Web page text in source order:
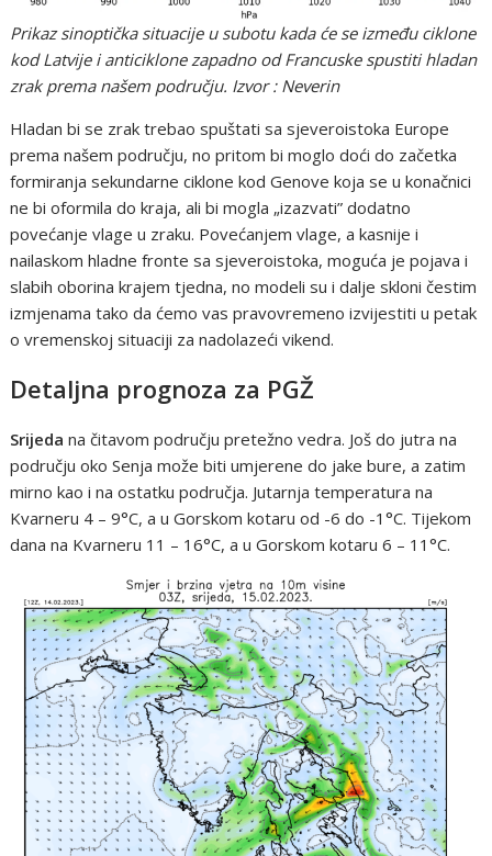
Prikaz sinoptička situacije u subotu kada će se između ciklone
kod Latvije i anticiklone zapadno od Francuske spustiti hladan
zrak prema našem području. Izvor : Neverin
Hladan bi se zrak trebao spuštati sa sjeveroistoka Europe
prema našem području, no pritom bi moglo doći do začetka
formiranja sekundarne ciklone kod Genove koja se u konačnici
ne bi oformila do kraja, ali bi mogla „izazvati” dodatno
povećanje vlage u zraku. Povećanjem vlage, a kasnije i
nailaskom hladne fronte sa sjeveroistoka, moguća je pojava i
slabih oborina krajem tjedna, no modeli su i dalje skloni čestim
izmjenama tako da ćemo vas pravovremeno izvijestiti u petak
o vremenskoj situaciji za nadolazeći vikend.
Detaljna prognoza za PGŽ
Srijeda na čitavom području pretežno vedra. Još do jutra na
području oko Senja može biti umjerene do jake bure, a zatim
mirno kao i na ostatku područja. Jutarnja temperatura na
Kvarneru 4 – 9°C, a u Gorskom kotaru od -6 do -1°C. Tijekom
dana na Kvarneru 11 – 16°C, a u Gorskom kotaru 6 – 11°C.